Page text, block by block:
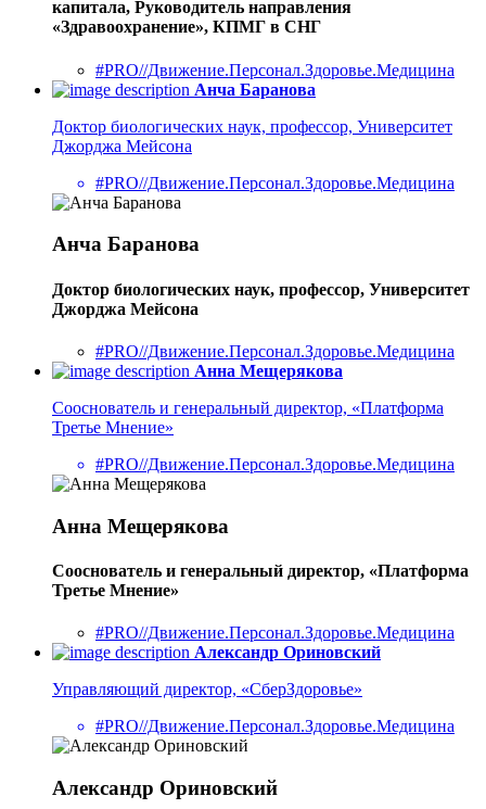
капитала, Руководитель направления
«Здравоохранение», КПМГ в СНГ
#PRO//Движение.Персонал.Здоровье.Медицина
Анча Баранова
Доктор биологических наук, профессор, Университет
Джорджа Мейсона
#PRO//Движение.Персонал.Здоровье.Медицина
Анча Баранова
Доктор биологических наук, профессор, Университет
Джорджа Мейсона
#PRO//Движение.Персонал.Здоровье.Медицина
Анна Мещерякова
Сооснователь и генеральный директор, «Платформа
Третье Мнение»
#PRO//Движение.Персонал.Здоровье.Медицина
Анна Мещерякова
Сооснователь и генеральный директор, «Платформа
Третье Мнение»
#PRO//Движение.Персонал.Здоровье.Медицина
Александр Ориновский
Управляющий директор, «СберЗдоровье»
#PRO//Движение.Персонал.Здоровье.Медицина
Александр Ориновский